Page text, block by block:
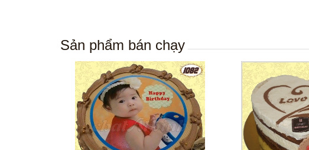
Sản phẩm bán chạy